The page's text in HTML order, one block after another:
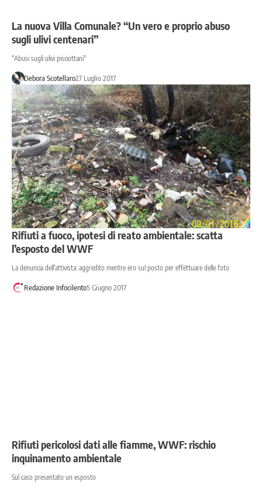
La nuova Villa Comunale? “Un vero e proprio abuso
sugli ulivi centenari”
"Abusi sugli ulivi pisciottani"
Debora Scotellaro27 Luglio 2017
Rifiuti a fuoco, ipotesi di reato ambientale: scatta
l’esposto del WWF
La denuncia dell'attivista: aggredito mentre ero sul posto per effettuare delle foto
Redazione Infocilento5 Giugno 2017
Rifiuti pericolosi dati alle fiamme, WWF: rischio
inquinamento ambientale
Sul caso presentato un esposto